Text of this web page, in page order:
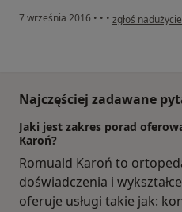
7 września 2016 • • • w opinii
zgłoś nadużycie
Najczęściej zadawane
Jaki jest zakres porad
Karoń?
Romuald Karoń to
doświadczenia i
oferuje usługi takie jak: